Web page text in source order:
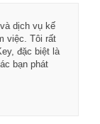
dịch vụ kế
việc. Tôi rất
đặc biệt là
bạn phát